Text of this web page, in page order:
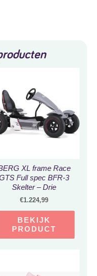
XL frame Race
Full spec BFR-3
Skelter – Drie
versnellingen – Grijs –
€1.224,99
BEKIJK
PRODUCT